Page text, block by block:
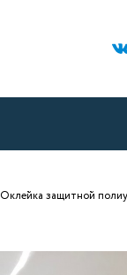
Оклейка защитной